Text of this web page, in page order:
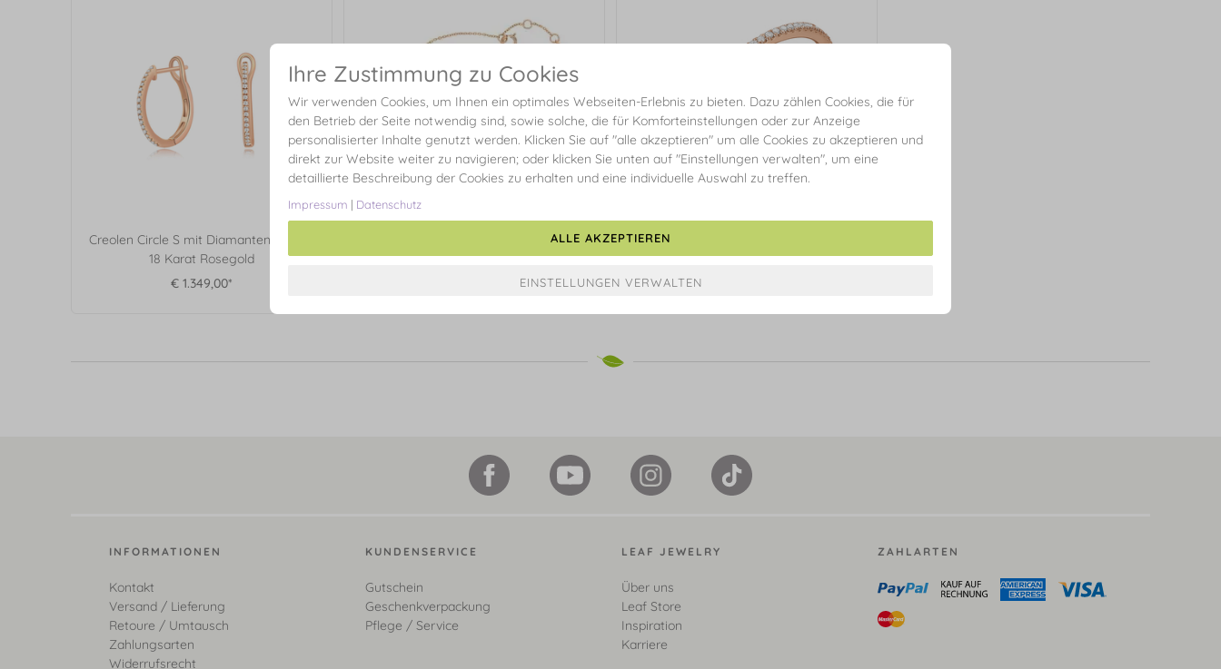
Creolen Circle S mit Diamanten, 15mm,
18 Karat Rosegold
€ 1.349,00*
Armkette PURE Triple Diamant, 18 Karat
Rosegold
Memoryring mit Diamanten, 18 Karat
Rosegold
INFORMATIONEN
Kontakt
Versand / Lieferung
Retoure / Umtausch
Zahlungsarten
Widerrufsrecht
KUNDENSERVICE
Gutschein
Geschenkverpackung
Pflege / Service
LEAF JEWELRY
Über uns
Leaf Store
Inspiration
Karriere
ZAHLARTEN
Ihre Zustimmung zu Cookies
Wir verwenden Cookies, um Ihnen ein optimales Webseiten-Erlebnis zu bieten. Dazu zählen Cookies, die für
den Betrieb der Seite notwendig sind, sowie solche, die für Komforteinstellungen oder zur Anzeige
personalisierter Inhalte genutzt werden. Klicken Sie auf "alle akzeptieren" um alle Cookies zu akzeptieren und
direkt zur Website weiter zu navigieren; oder klicken Sie unten auf "Einstellungen verwalten", um eine
detaillierte Beschreibung der Cookies zu erhalten und eine individuelle Auswahl zu treffen.
Impressum | Datenschutz
ALLE AKZEPTIEREN